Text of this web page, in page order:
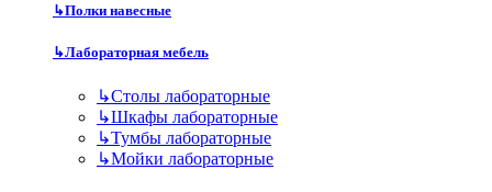
↳Полки навесные
↳Лабораторная мебель
↳Столы лабораторные
↳Шкафы лабораторные
↳Тумбы лабораторные
↳Мойки лабораторные